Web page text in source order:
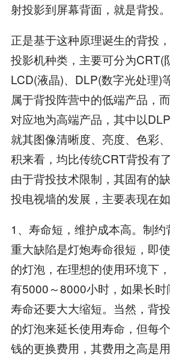
射投影到屏幕背面，就是背投。
正是基于这种原理诞生的背投
投影机种类，主要可分为CRT(
LCD(液晶)、DLP(数字光处理)
属于背投阵营中的低端产品，
对应地为高端产品，其中以
就其图像清晰度、亮度、色彩
积来看，均比传统CRT背投有
由于背投技术限制，其固有的
投电视墙的发展，主要表现在
1、寿命短，维护成本高。制
重大缺陷是灯炮寿命很短，即
的灯泡，在理想的使用环境下
有5000～8000小时，如果长时
寿命还要大大缩短。当然，背
的灯泡来延长使用寿命，但每
钱的更换费用，其费用之高是用